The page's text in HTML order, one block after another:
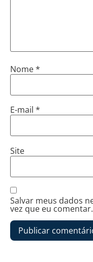
Nome*
E-mail *
Site
Salvar meus dados
vez que eu comentar.